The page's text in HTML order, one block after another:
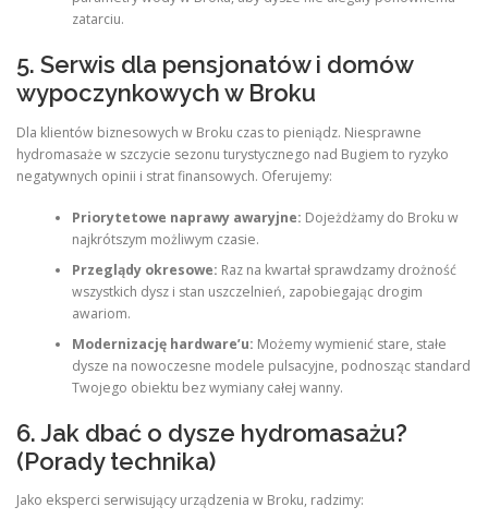
zatarciu.
5. Serwis dla pensjonatów i domów
wypoczynkowych w Broku
Dla klientów biznesowych w Broku czas to pieniądz. Niesprawne
hydromasaże w szczycie sezonu turystycznego nad Bugiem to ryzyko
negatywnych opinii i strat finansowych. Oferujemy:
Priorytetowe naprawy awaryjne: Dojeżdżamy do Broku w
najkrótszym możliwym czasie.
Przeglądy okresowe: Raz na kwartał sprawdzamy drożność
wszystkich dysz i stan uszczelnień, zapobiegając drogim
awariom.
Modernizację hardware’u: Możemy wymienić stare, stałe
dysze na nowoczesne modele pulsacyjne, podnosząc standard
Twojego obiektu bez wymiany całej wanny.
6. Jak dbać o dysze hydromasażu?
(Porady technika)
Jako eksperci serwisujący urządzenia w Broku, radzimy: